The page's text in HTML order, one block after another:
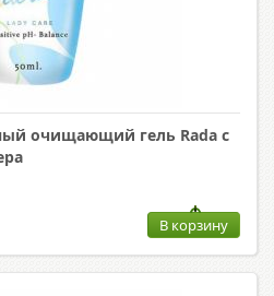
очищающий гель Rada c
В корзину